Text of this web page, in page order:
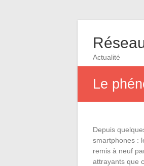
Actualité
Le
Depuis
smartphones :
remis à neuf
attrayants que